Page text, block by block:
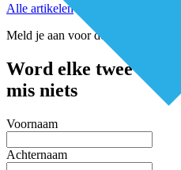
Alle artikelen
Meld je aan voor de nieuwsbrief
Word elke twee
mis niets
Voornaam
Achternaam